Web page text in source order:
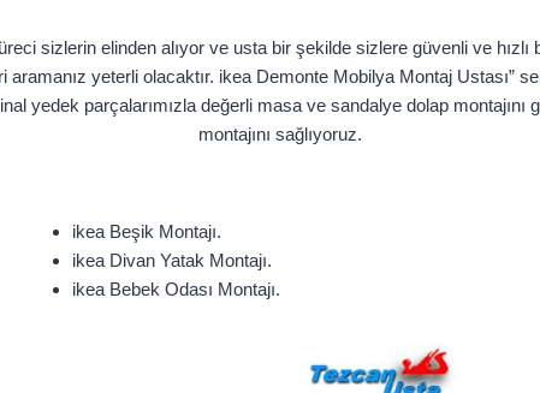
sizlerin elinden alıyor ve usta bir şekilde sizlere güvenli ve hızlı
yeterli olacaktır. ikea Demonte Mobilya Montaj Ustası”
yedek parçalarımızla değerli masa ve sandalye dolap
montajını sağlıyoruz.
ikea Beşik Montajı.
ikea Divan Yatak Montajı.
ikea Bebek Odası Montajı.